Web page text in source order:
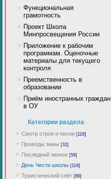
Функциональная
грамотность
Проект Школа
Минпросвещения России
Приложение к рабочим
программам. Оценочные
материалы для текущего
контроля
Преемственность в
образовании
Приём иностранных граждан
в ОУ
Категории раздела
Смотр строя и песни [116]
Проводы зимы [32]
Последний звонок [58]
День Чести школы [119]
Туристический слёт [86]